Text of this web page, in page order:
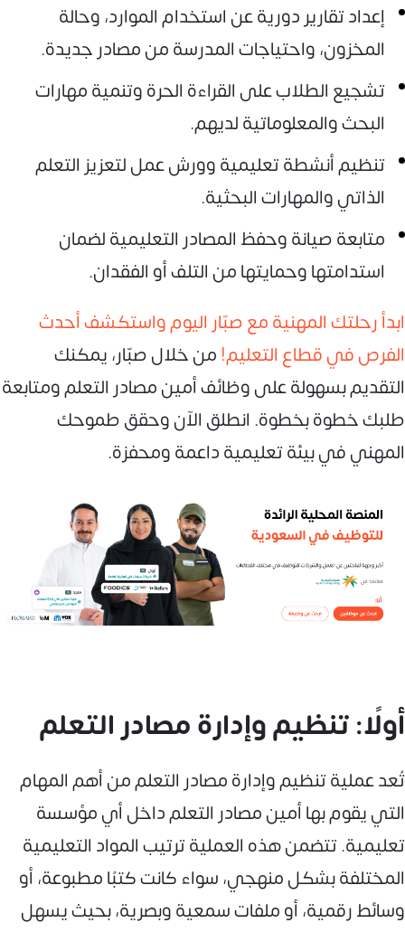
إعداد تقارير دورية عن استخدام الموارد، وحالة
المخزون، واحتياجات المدرسة من مصادر جديدة.
تشجيع الطلاب على القراءة الحرة وتنمية مهارات
البحث والمعلوماتية لديهم.
تنظيم أنشطة تعليمية وورش عمل لتعزيز التعلم
الذاتي والمهارات البحثية.
متابعة صيانة وحفظ المصادر التعليمية لضمان
استدامتها وحمايتها من التلف أو الفقدان.
ابدأ رحلتك المهنية مع صبّار اليوم واستكشف أحدث
الفرص في قطاع التعليم! من خلال صبّار، يمكنك
التقديم بسهولة على وظائف أمين مصادر التعلم ومتابعة
طلبك خطوة بخطوة. انطلق الآن وحقق طموحك
المهني في بيئة تعليمية داعمة ومحفزة.
أولًا: تنظيم وإدارة مصادر التعلم
تُعد عملية تنظيم وإدارة مصادر التعلم من أهم المهام
التي يقوم بها أمين مصادر التعلم داخل أي مؤسسة
تعليمية. تتضمن هذه العملية ترتيب المواد التعليمية
المختلفة بشكل منهجي، سواء كانت كتبًا مطبوعة، أو
وسائط رقمية، أو ملفات سمعية وبصرية، بحيث يسهل